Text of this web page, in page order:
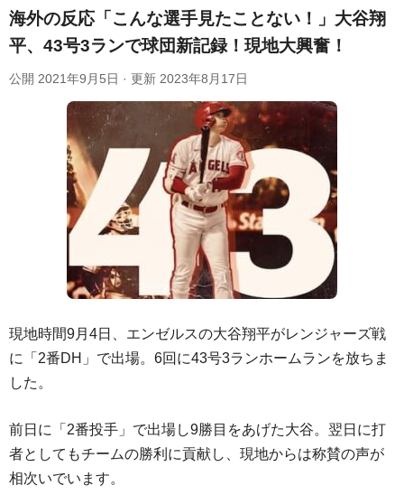
Powered by livedoor 相互RSS
海外の反応「こんな選手見たことない！」大谷翔
平、43号3ランで球団新記録！現地大興奮！
公開 2021年9月5日 · 更新 2023年8月17日
現地時間9月4日、エンゼルスの大谷翔平がレンジャーズ戦
に「2番DH」で出場。6回に43号3ランホームランを放ちま
した。
前日に「2番投手」で出場し9勝目をあげた大谷。翌日に打
者としてもチームの勝利に貢献し、現地からは称賛の声が
相次いでいます。